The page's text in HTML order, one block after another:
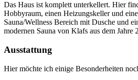
Das Haus ist komplett unterkellert. Hier
Hobbyraum, einen Heizungskeller und
Sauna/Wellness Bereich mit Dusche und
modernen Sauna von Klafs aus dem Jahre
Ausstattung
Hier möchte ich einige Besonderheiten